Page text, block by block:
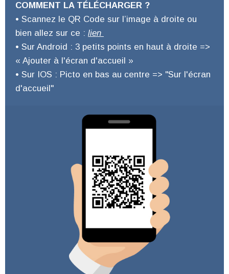
COMMENT LA TÉLÉCHARGER ?
• Scannez le QR Code sur l’image à droite ou
bien allez sur ce : lien
• Sur Android : 3 petits points en haut à droite =>
« Ajouter à l'écran d'accueil »
• Sur IOS : Picto en bas au centre => "Sur l'écran
d'accueil"